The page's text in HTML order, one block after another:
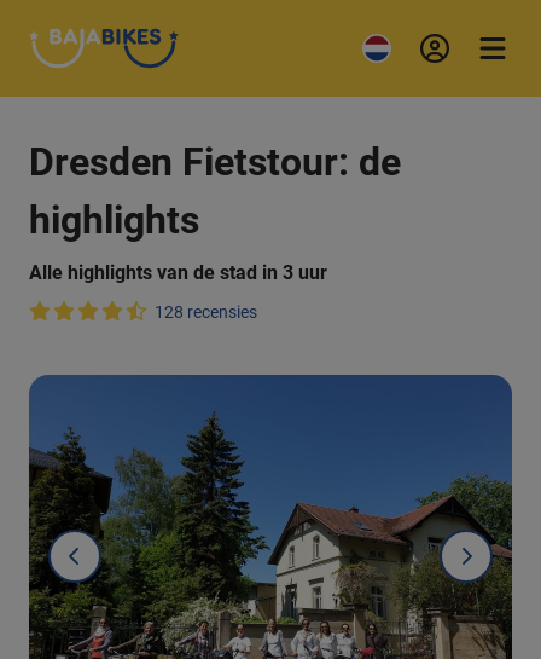
Dresden Fietstour: de
highlights
Alle highlights van de stad in 3 uur
128 recensies